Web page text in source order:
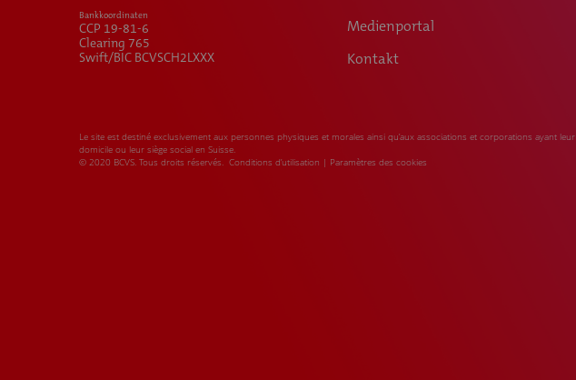
Bankkoordinaten
CCP 19-81-6
Clearing 765
Swift/BIC BCVSCH2LXXX
Medienportal
Kontakt
Le site est destiné exclusivement aux personnes physiques et morales ainsi qu’aux associations et corporations ayant leur
domicile ou leur siège social en Suisse.
© 2020 BCVS. Tous droits réservés. Conditions d’utilisation | Paramètres des cookies